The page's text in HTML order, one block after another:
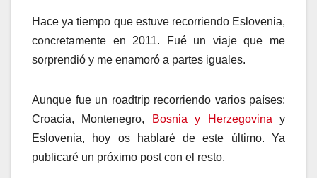
Hace ya tiempo que estuve recorriendo Eslovenia,
concretamente en 2011. Fué un viaje que me
sorprendió y me enamoró a partes iguales.
Aunque fue un roadtrip recorriendo varios países:
Croacia, Montenegro,
Bosnia y Herzegovinay
Eslovenia, hoy os hablaré de este último. Ya
publicaré un próximo post con el resto.